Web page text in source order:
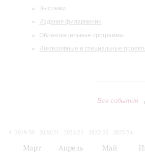
Выставки
Издания филармонии
Образовательные программы
Инклюзивные и специальные
Все события
2019/20
2020/21 2021/22 2022/23
2023/24
Март Апрель Май